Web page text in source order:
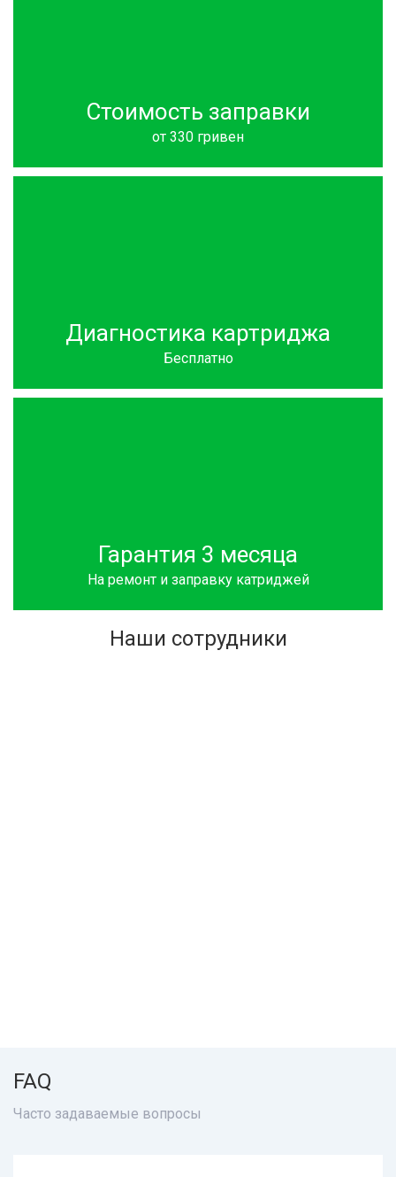
Гарантия 3 месяца
На ремонт и заправку катриджей
Стоимость заправки
от 330 гривен
Диагностика картриджа
Бесплатно
Наши сотрудники
FAQ
Часто задаваемые вопросы